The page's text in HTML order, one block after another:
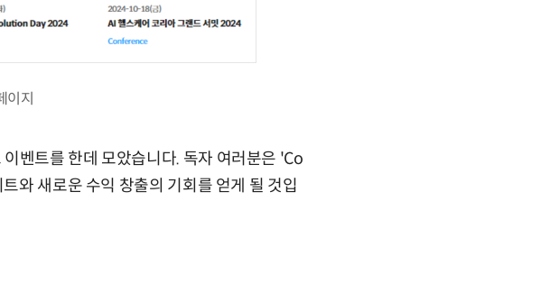
이지
벤트를 한데 모았습니다. 독자 여러분은 'Co
와 새로운 수익 창출의 기회를 얻게 될 것입